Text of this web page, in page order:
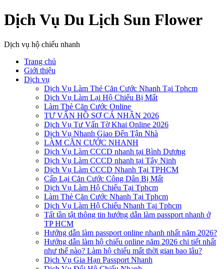
Dịch Vụ Du Lịch Sun Flower
Dịch vụ hộ chiếu nhanh
Trang chủ
Giới thiệu
Dịch vụ
Dịch Vụ Làm Thẻ Căn Cước Nhanh Tại Tphcm
Dịch Vụ Làm Lại Hộ Chiếu Bị Mất
Làm Thẻ Căn Cước Online
TƯ VẤN HỒ SƠ CÁ NHÂN 2026
Dịch Vụ Tư Vấn Tờ Khai Online 2026
Dịch Vụ Nhanh Giao Đến Tận Nhà
LÀM CĂN CƯỚC NHANH
Dịch Vụ Làm CCCD nhanh tại Bình Dương
Dịch Vụ Làm CCCD nhanh tại Tây Ninh
Dịch Vụ Làm CCCD Nhanh Tại TPHCM
Cấp Lại Căn Cước Công Dân Bị Mất
Dịch Vụ Làm Hộ Chiếu Tại Tphcm
Làm Thẻ Căn Cước Nhanh Tại Tphcm
Dịch Vụ Làm Hộ Chiếu Nhanh Tại Tphcm
Tất tần tật thông tin hướng dẫn làm passport nhanh ở
TP HCM
Hướng dẫn làm passport online nhanh nhất năm 2026?
Hướng dẫn làm hộ chiếu online năm 2026 chi tiết nhất
như thế nào? Làm hộ chiếu mất thời gian bao lâu?
Dịch Vụ Gia Hạn Passport Nhanh